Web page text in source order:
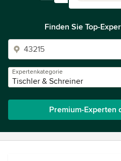
Finden Sie Top-
Expertenkategorie
Tischler & Schreiner
Premium-Experten